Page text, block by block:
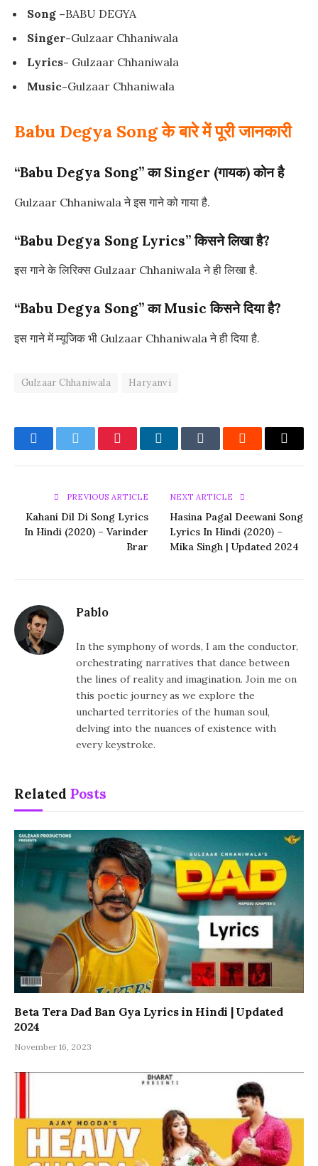
Song –BABU DEGYA
Singer-Gulzaar Chhaniwala
Lyrics- Gulzaar Chhaniwala
Music-Gulzaar Chhaniwala
Babu Degya Song के बारे में पूरी जानकारी
“Babu Degya Song” का Singer (गायक) कोन है
Gulzaar Chhaniwala ने इस गाने को गाया है.
“Babu Degya Song Lyrics” किसने लिखा है?
इस गाने के लिरिक्स Gulzaar Chhaniwala ने ही लिखा है.
“Babu Degya Song” का Music किसने दिया है?
इस गाने में म्यूजिक भी Gulzaar Chhaniwala ने ही दिया है.
Gulzaar Chhaniwala Haryanvi
FacebookTwitter PinterestLinkedInTumblr Reddit Email
PREVIOUS ARTICLE
Kahani Dil Di Song Lyrics
In Hindi (2020) – Varinder
Brar
NEXT ARTICLE
Hasina Pagal Deewani Song
Lyrics In Hindi (2020) –
Mika Singh | Updated 2024
Pablo
In the symphony of words, I am the conductor,
orchestrating narratives that dance between
the lines of reality and imagination. Join me on
this poetic journey as we explore the
uncharted territories of the human soul,
delving into the nuances of existence with
every keystroke.
Related Posts
Beta Tera Dad Ban Gya Lyrics in Hindi | Updated
2024
November 16, 2023